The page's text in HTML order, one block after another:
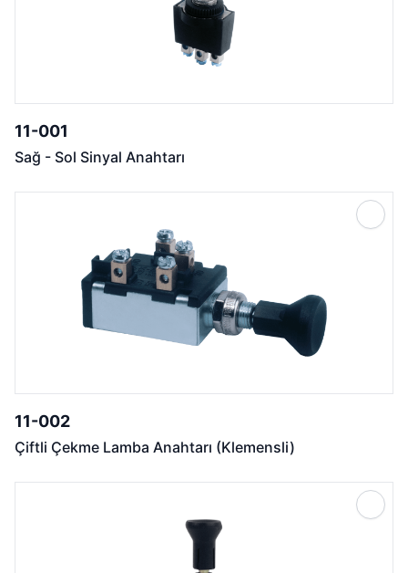
11-001
Sağ - Sol Sinyal Anahtarı
11-002
Çiftli Çekme Lamba Anahtarı (Klemensli)